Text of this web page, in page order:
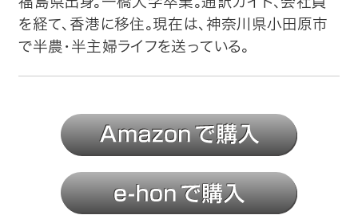
を経て、香港に移住。現在は、神奈川県小田原市
で半農・半主婦ライフを送っている。